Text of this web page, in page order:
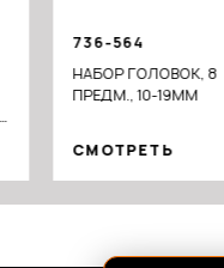
736-564
НАБОР ГОЛОВОК, 8
ПРЕДМ., 10-19ММ
СМОТРЕТЬ